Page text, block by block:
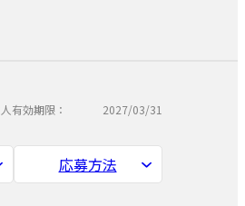
有効期限： 2027/03/31
応募方法